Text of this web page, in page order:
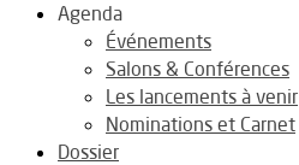
Agenda
Événements
Salons & Conférences
Les lancements à venir
Nominations et Carnet
Dossier